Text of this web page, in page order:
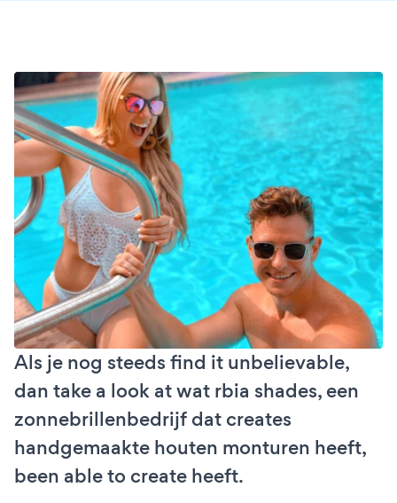
Als je nog steeds find it unbelievable,
dan take a look at wat rbia shades, een
zonnebrillenbedrijf dat creates
handgemaakte houten monturen heeft,
been able to create heeft.